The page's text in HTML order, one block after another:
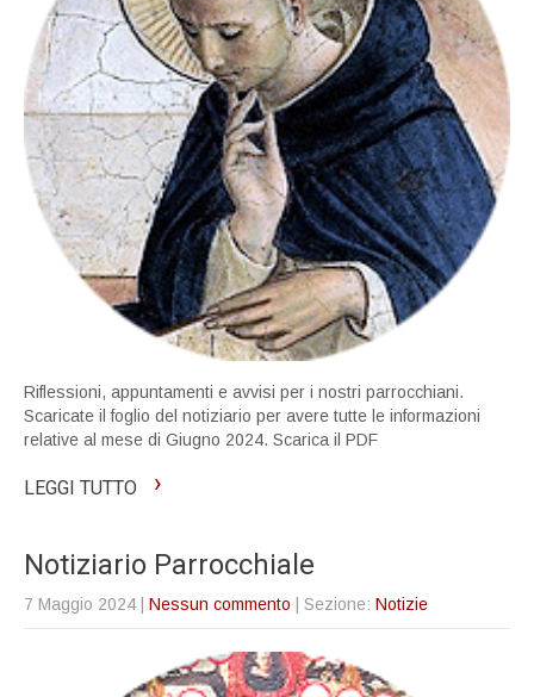
Riflessioni, appuntamenti e avvisi per i nostri parrocchiani.
Scaricate il foglio del notiziario per avere tutte le informazioni
relative al mese di Giugno 2024. Scarica il PDF
LEGGI TUTTO ›
Notiziario Parrocchiale
7 Maggio 2024 Nessun commento | Sezione: Notizie